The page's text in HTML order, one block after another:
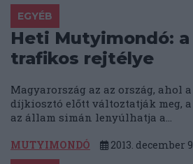
EGYÉB
Heti Mutyimondó:
trafikos rejtélye
Magyarország az az ország, ahol
díjkiosztó előtt változtatják meg,
az állam simán lenyúlhatja a...
MUTYIMONDÓ 2013. december